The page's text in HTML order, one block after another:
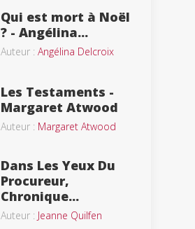
Qui est mort à Noël
? - Angélina...
Auteur : Angélina Delcroix
Les Testaments -
Margaret Atwood
Auteur : Margaret Atwood
Dans Les Yeux Du
Procureur,
Chronique...
Auteur : Jeanne Quilfen